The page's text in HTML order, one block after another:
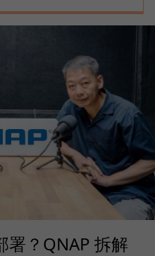
署？QNAP 拆解